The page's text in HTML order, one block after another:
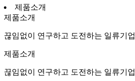
제품소개
제품소개
끊임없이 연구하고 도전하는 일류기업
제품소개
끊임없이 연구하고 도전하는 일류기업